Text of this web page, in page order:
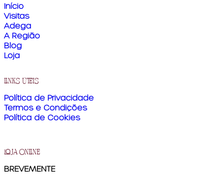
Início
Visitas
Adega
A Região
Blog
Loja
links úteis
Política de Privacidade
Termos e Condições
Política de Cookies
loja online
BREVEMENTE